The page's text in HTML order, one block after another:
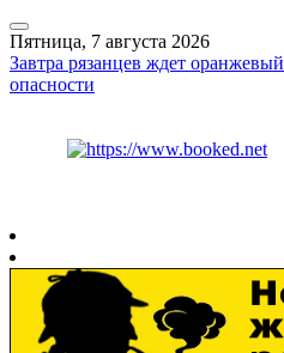
Пятница, 7 августа 2026
Завтра рязанцев ждет
опасности